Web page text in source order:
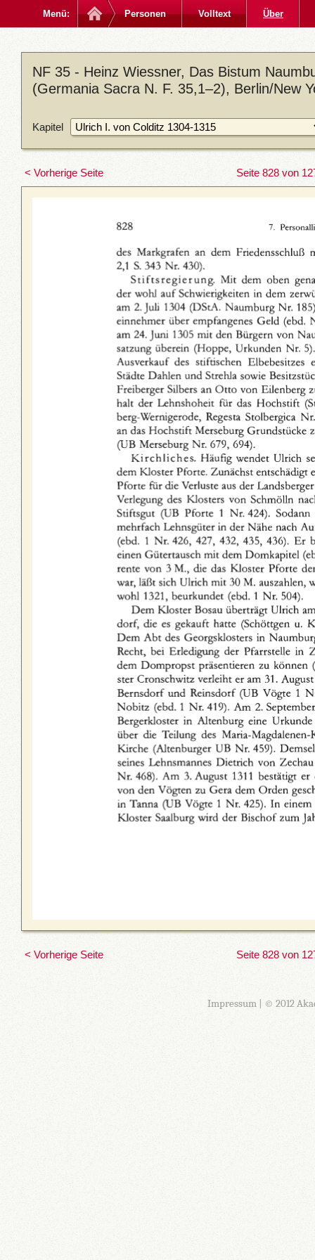
Menü: Personen Volltext Über
NF 35 - Heinz Wiessner, Das Bistum
(Germania Sacra N. F. 35,1–2), Berlin/New
Kapitel
< Vorherige Seite Seite 828 von
< Vorherige Seite Seite 828 von
Impressum| © 2012